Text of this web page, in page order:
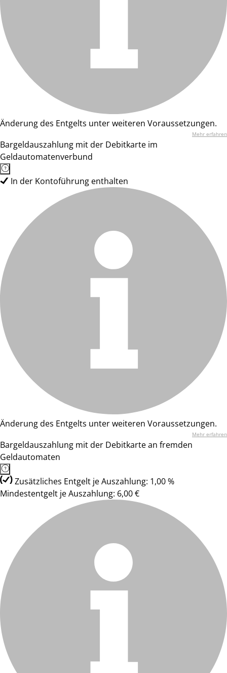
Änderung des Entgelts unter weiteren Voraussetzungen.
Mehr erfahren
Bargeldauszahlung mit der Debitkarte im
Geldautomatenverbund
In der Kontoführung enthalten
Änderung des Entgelts unter weiteren Voraussetzungen.
Mehr erfahren
Bargeldauszahlung mit der Debitkarte an fremden
Geldautomaten
Zusätzliches Entgelt je Auszahlung: 1,00 %
Mindestentgelt je Auszahlung: 6,00 €